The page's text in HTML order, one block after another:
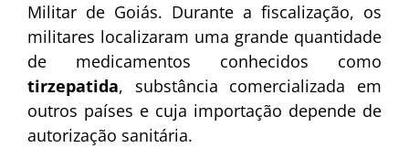
Militar de Goiás. Durante a fiscalização, os
militares localizaram uma grande quantidade
de medicamentos conhecidos como
tirzepatida, substância comercializada em
outros países e cuja importação depende de
autorização sanitária.